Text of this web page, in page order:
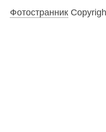
Фотостранник